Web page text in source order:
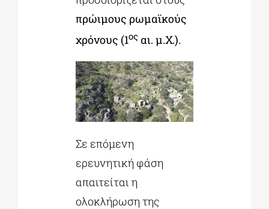
πρώιμους ρωμαϊκούς
χρόνους (1οςαι. μ.Χ.).
Σε επόμενη
ερευνητική φάση
απαιτείται η
ολοκλήρωση της